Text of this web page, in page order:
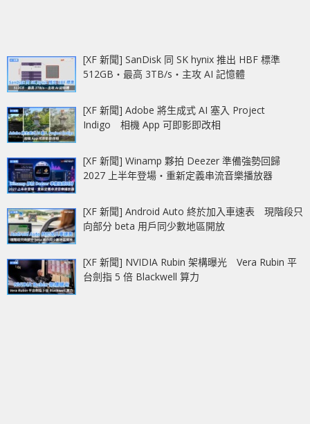
[XF 新聞] SanDisk 同 SK hynix 推出 HBF 標準
512GB‧最高 3TB/s‧主攻 AI 記憶體
[XF 新聞] Adobe 將生成式 AI 塞入 Project
Indigo 相機 App 可即影即改相
[XF 新聞] Winamp 夥拍 Deezer 準備強勢回歸
2027 上半年登場‧重新定義串流音樂播放器
[XF 新聞] Android Auto 終於加入車速表 現階段只
向部分 beta 用戶同少數地區開放
[XF 新聞] NVIDIA Rubin 架構曝光 Vera Rubin 平
台劍指 5 倍 Blackwell 算力